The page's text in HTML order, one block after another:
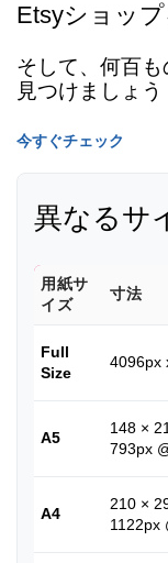
Etsyショッ
そして、何百
見つけましょう
今すぐチェック
異なるサ
用紙サ
イズ
寸法
Full
Size
4096px
A5
148 ×
793px
A4
210 ×
1122px